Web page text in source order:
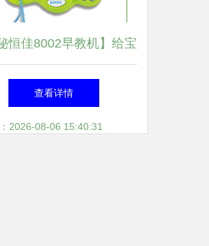
恒佳8002早教机】给宝
快乐的说话童趣工坊
查看详情
2026-08-06 15:40:31